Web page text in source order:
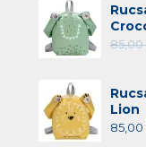
85,00
Lion
85,00